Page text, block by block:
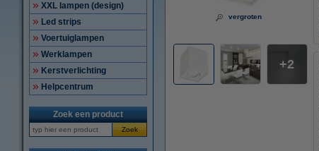
XXL lampen (design)
Led strips
Voertuiglampen
Werklampen
Kerstverlichting
Helpcentrum
Zoek een product
Zoek
vergroten
2